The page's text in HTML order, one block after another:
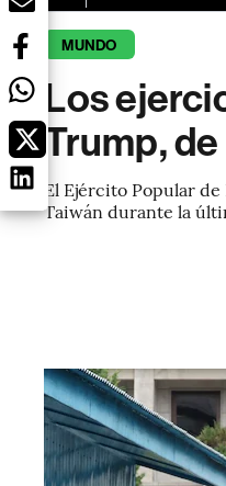
MUNDO
Los
Trump,
El Ejército Popular
Taiwán durante la